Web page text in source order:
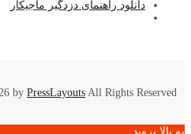
دانلود راهنمای دزدگیر ماجیکار
by PressLayouts All Rights Reserved.
به بالا بروید